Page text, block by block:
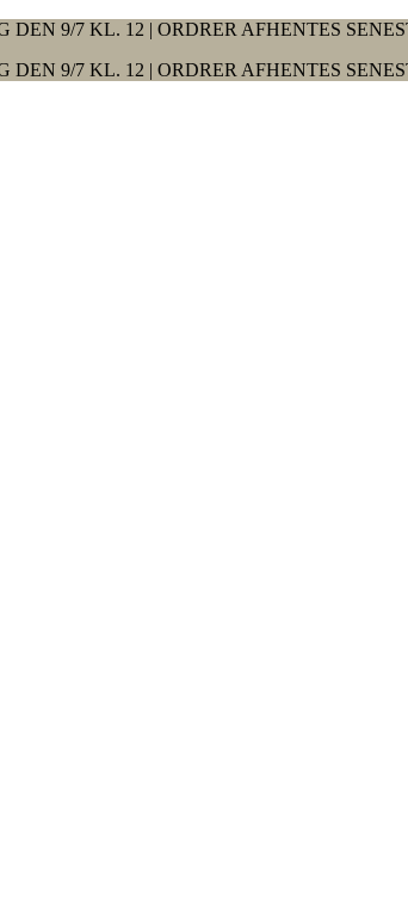
9/7 KL. 12 | ORDRER AFHENTES
9/7 KL. 12 | ORDRER AFHENTES